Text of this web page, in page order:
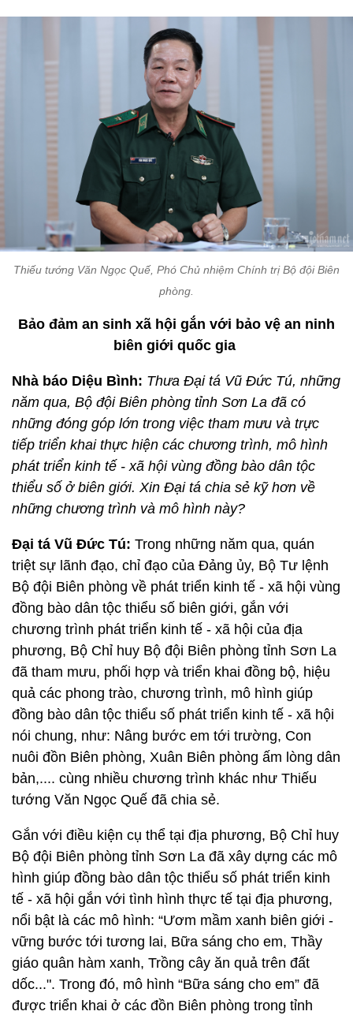
Thiếu tướng Văn Ngọc Quế, Phó Chủ nhiệm Chính trị Bộ đội Biên
phòng.
Bảo đảm an sinh xã hội gắn với bảo vệ an ninh
biên giới quốc gia
Nhà báo Diệu Bình: Thưa Đại tá Vũ Đức Tú, những
năm qua, Bộ đội Biên phòng tỉnh Sơn La đã có
những đóng góp lớn trong việc tham mưu và trực
tiếp triển khai thực hiện các chương trình, mô hình
phát triển kinh tế - xã hội vùng đồng bào dân tộc
thiểu số ở biên giới. Xin Đại tá chia sẻ kỹ hơn về
những chương trình và mô hình này?
Đại tá Vũ Đức Tú: Trong những năm qua, quán
triệt sự lãnh đạo, chỉ đạo của Đảng ủy, Bộ Tư lệnh
Bộ đội Biên phòng về phát triển kinh tế - xã hội vùng
đồng bào dân tộc thiểu số biên giới, gắn với
chương trình phát triển kinh tế - xã hội của địa
phương, Bộ Chỉ huy Bộ đội Biên phòng tỉnh Sơn La
đã tham mưu, phối hợp và triển khai đồng bộ, hiệu
quả các phong trào, chương trình, mô hình giúp
đồng bào dân tộc thiểu số phát triển kinh tế - xã hội
nói chung, như: Nâng bước em tới trường, Con
nuôi đồn Biên phòng, Xuân Biên phòng ấm lòng dân
bản,.... cùng nhiều chương trình khác như Thiếu
tướng Văn Ngọc Quế đã chia sẻ.
Gắn với điều kiện cụ thể tại địa phương, Bộ Chỉ huy
Bộ đội Biên phòng tỉnh Sơn La đã xây dựng các mô
hình giúp đồng bào dân tộc thiểu số phát triển kinh
tế - xã hội gắn với tình hình thực tế tại địa phương,
nổi bật là các mô hình: “Ươm mầm xanh biên giới -
vững bước tới tương lai, Bữa sáng cho em, Thầy
giáo quân hàm xanh, Trồng cây ăn quả trên đất
dốc...". Trong đó, mô hình “Bữa sáng cho em” đã
được triển khai ở các đồn Biên phòng trong tỉnh